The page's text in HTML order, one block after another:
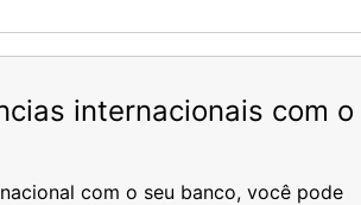
internacionais com o
com o seu banco, você pode